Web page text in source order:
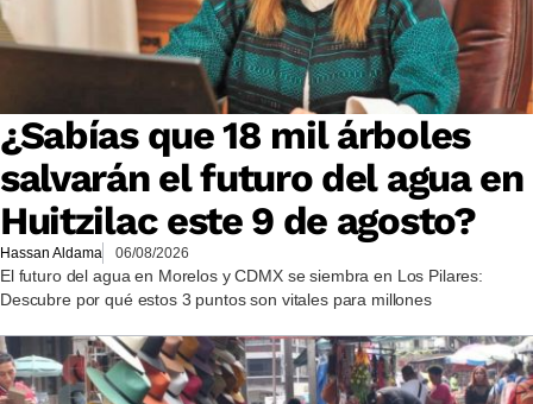
¿Sabías que 18 mil árboles
salvarán el futuro del agua en
Huitzilac este 9 de agosto?
Hassan Aldama 06/08/2026
El futuro del agua en Morelos y CDMX se siembra en Los Pilares:
Descubre por qué estos 3 puntos son vitales para millones